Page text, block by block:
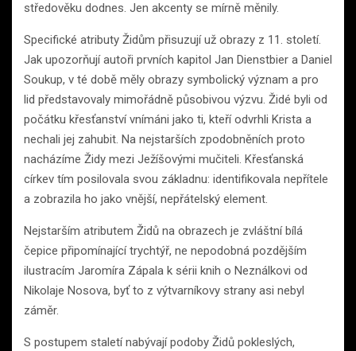
středověku dodnes. Jen akcenty se mírně měnily.
Specifické atributy Židům přisuzují už obrazy z 11. století.
Jak upozorňují autoři prvních kapitol Jan Dienstbier a Daniel
Soukup, v té době měly obrazy symbolický význam a pro
lid představovaly mimořádně působivou výzvu. Židé byli od
počátku křesťanství vnímáni jako ti, kteří odvrhli Krista a
nechali jej zahubit. Na nejstarších zpodobněních proto
nacházíme Židy mezi Ježíšovými mučiteli. Křesťanská
církev tím posilovala svou základnu: identifikovala nepřítele
a zobrazila ho jako vnější, nepřátelský element.
Nejstarším atributem Židů na obrazech je zvláštní bílá
čepice připomínající trychtýř, ne nepodobná pozdějším
ilustracím Jaromíra Zápala k sérii knih o Neználkovi od
Nikolaje Nosova, byť to z výtvarníkovy strany asi nebyl
záměr.
S postupem staletí nabývají podoby Židů pokleslých,